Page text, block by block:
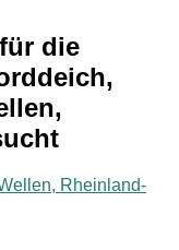
die
Rheinland-